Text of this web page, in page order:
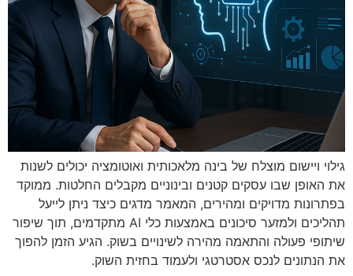
גילוי ויישום מוצלח של בינה מלאכותית ואוטומציה יכולים לשנות
את האופן שבו עסקים קטנים ובינוניים מקבלים החלטות. ממוקד
בפתרונות מדויקים ומהירים, המאמר מדגים כיצד ניתן לייעל
תהליכים ולמזער סיכונים באמצעות כלי AI מתקדמים, תוך שיפור
שיתופי פעולה והתאמה מהירה לשינויים בשוק. הגיע הזמן להפוך
את הנתונים לנכס אסטרטגי ולעמוד בחזית השוק.